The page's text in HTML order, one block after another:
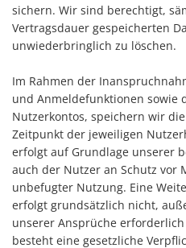
sichern. Wir sind berechtigt,
Vertragsdauer gespeicherten
unwiederbringlich zu löschen.
Im Rahmen der
und Anmeldefunktionen sowie
Nutzerkontos, speichern wir
Zeitpunkt der jeweiligen
erfolgt auf Grundlage unserer
auch der Nutzer an Schutz vor
unbefugter Nutzung. Eine
erfolgt grundsätzlich nicht,
unserer Ansprüche
besteht eine gesetzliche